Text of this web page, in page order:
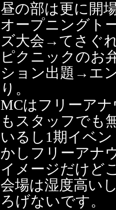
昼の部は更に開
オープニングト
ズ大会→てさぐ
ピクニックのお
ション出題→エ
り。
MCはフリーア
もスタッフでも
いるし1期イベ
かしフリーアナ
イメージだけど
会場は湿度高い
ろげないです。